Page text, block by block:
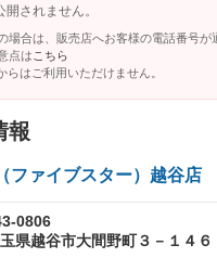
プ 展示・試
：装備なし
ランフラ
：装備なし
3列シート
：装備なし
シート シートヒ
：装備なし
開されません。
場合は、販売店へお客様の電話番号が
点は こちら
らはご利用いただけません。
報
ファイブスター）越谷店
0806
県越谷市大間野町３－１４６